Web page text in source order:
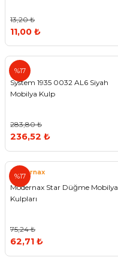
13,20 ₺
11,00 ₺
%17
System 1935 0032 AL6 Siyah
Mobilya Kulp
283,80 ₺
236,52 ₺
%17
Modernax
Modernax Star Düğme Mobilya
Kulpları
75,24 ₺
62,71 ₺